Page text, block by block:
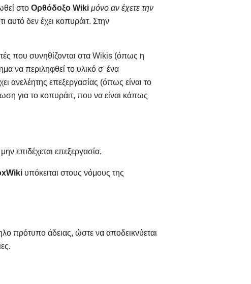
στοΟρθόδοξο Wiki μόνο αν έχετε την
αυτό δεν έχει κοπυράιτ. Στην
που συνηθίζονται στα Wikis (όπως η
να περιληφθεί το υλικό σ' ένα
ανελέητης επεξεργασίας (όπως είναι το
για το κοπυράιτ, που να είναι κάπως
επιδέχεται επεξεργασία.
υπόκειται στους νόμους της
πρότυπο άδειας, ώστε να αποδεικνύεται